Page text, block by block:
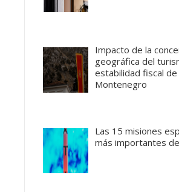
Impacto de la
geográfica del
estabilidad fiscal de
Montenegro
Las 15 misiones
más importantes